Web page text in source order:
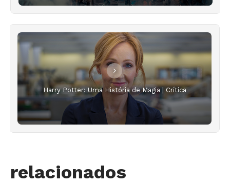
Harry Potter: Uma História de Magia | Crítica
relacionados